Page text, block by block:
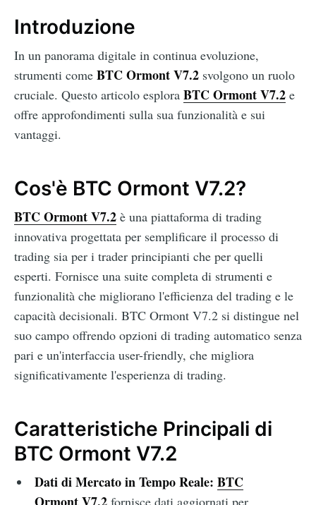
Introduzione
In un panorama digitale in continua evoluzione,
strumenti come BTC Ormont V7.2 svolgono un ruolo
cruciale. Questo articolo esplora BTC Ormont V7.2 e
offre approfondimenti sulla sua funzionalità e sui
vantaggi.
Cos'è BTC Ormont V7.2?
BTC Ormont V7.2 è una piattaforma di trading
innovativa progettata per semplificare il processo di
trading sia per i trader principianti che per quelli
esperti. Fornisce una suite completa di strumenti e
funzionalità che migliorano l'efficienza del trading e le
capacità decisionali. BTC Ormont V7.2 si distingue nel
suo campo offrendo opzioni di trading automatico senza
pari e un'interfaccia user-friendly, che migliora
significativamente l'esperienza di trading.
Caratteristiche Principali di
BTC Ormont V7.2
Dati di Mercato in Tempo Reale: BTC
fornisce dati aggiornati per